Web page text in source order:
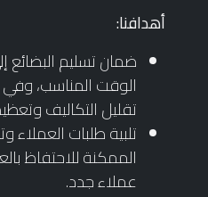
أهدافنا:
ضمان تسليم البضائع
الوقت المناسب، وفي
تقليل التكاليف
تلبية طلبات
الممكنة للاحتفاظ
عملاء جدد.